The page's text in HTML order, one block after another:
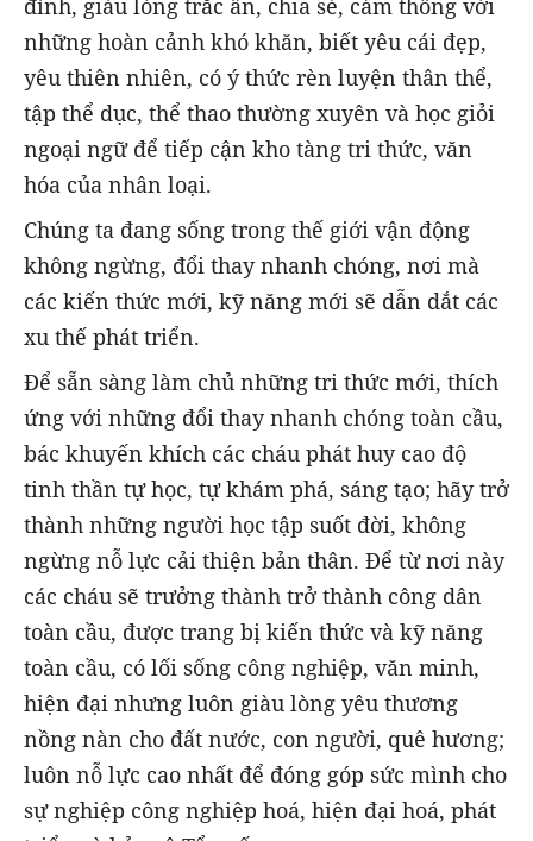
đình, giàu lòng trắc ẩn, chia sẻ, cảm thông với
những hoàn cảnh khó khăn, biết yêu cái đẹp,
yêu thiên nhiên, có ý thức rèn luyện thân thể,
tập thể dục, thể thao thường xuyên và học giỏi
ngoại ngữ để tiếp cận kho tàng tri thức, văn
hóa của nhân loại.
Chúng ta đang sống trong thế giới vận động
không ngừng, đổi thay nhanh chóng, nơi mà
các kiến thức mới, kỹ năng mới sẽ dẫn dắt các
xu thế phát triển.
Để sẵn sàng làm chủ những tri thức mới, thích
ứng với những đổi thay nhanh chóng toàn cầu,
bác khuyến khích các cháu phát huy cao độ
tinh thần tự học, tự khám phá, sáng tạo; hãy trở
thành những người học tập suốt đời, không
ngừng nỗ lực cải thiện bản thân. Để từ nơi này
các cháu sẽ trưởng thành trở thành công dân
toàn cầu, được trang bị kiến thức và kỹ năng
toàn cầu, có lối sống công nghiệp, văn minh,
hiện đại nhưng luôn giàu lòng yêu thương
nồng nàn cho đất nước, con người, quê hương;
luôn nỗ lực cao nhất để đóng góp sức mình cho
sự nghiệp công nghiệp hoá, hiện đại hoá, phát